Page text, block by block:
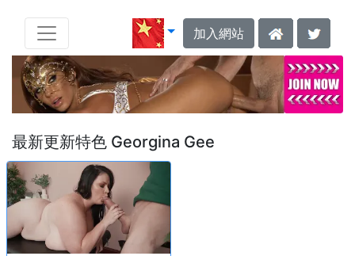
加入網站
最新更新特色 Georgina Gee